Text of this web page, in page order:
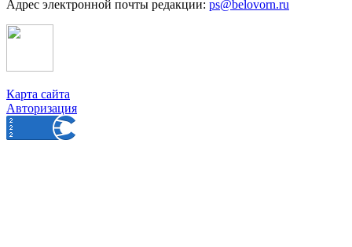
Адрес электронной почты редакции: ps@belovorn.ru
Карта сайта
Авторизация